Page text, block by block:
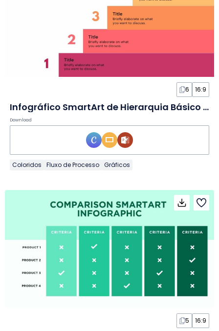
6 16:9
Infográfico SmartArt de Hierarquia Básico em Slides
Download
Coloridos Fluxo de Processo Gráficos
5 16:9